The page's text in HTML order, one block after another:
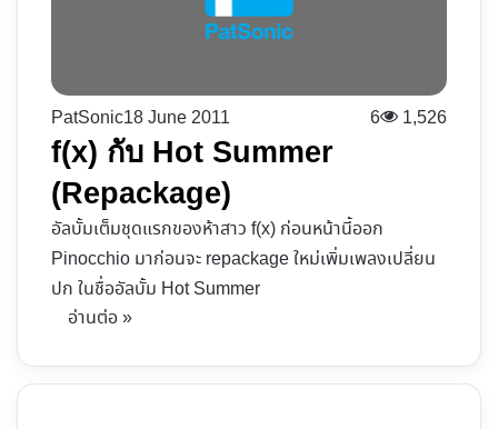
PatSonic18 June 2011 6 1,526
f(x) กับ Hot Summer
(Repackage)
อัลบั้มเต็มชุดแรกของห้าสาว f(x) ก่อนหน้านี้ออก
Pinocchio มาก่อนจะ repackage ใหม่เพิ่มเพลงเปลี่ยน
ปก ในชื่ออัลบั้ม Hot Summer
อ่านต่อ »